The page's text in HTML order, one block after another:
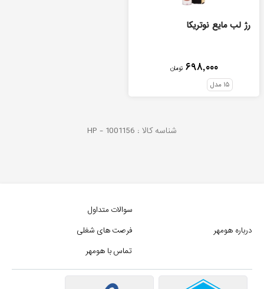
رژ لب مایع نوتریکا
۶۹۸,۰۰۰ تومان
۱۵ مدل
شناسه کالا : HP - 1001156
درباره هومهر
سوالات متداول
فرصت های شغلی
تماس با هومهر